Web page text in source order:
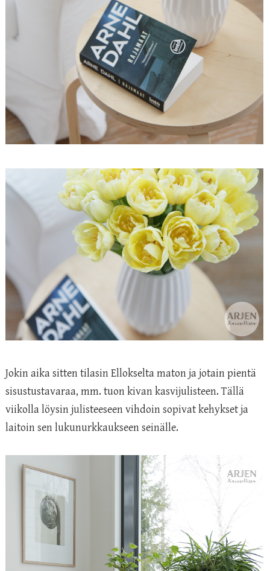
Jokin aika sitten tilasin Ellokselta maton ja jotain pientä
sisustustavaraa, mm. tuon kivan kasvijulisteen. Tällä
viikolla löysin julisteeseen vihdoin sopivat kehykset ja
laitoin sen lukunurkkaukseen seinälle.